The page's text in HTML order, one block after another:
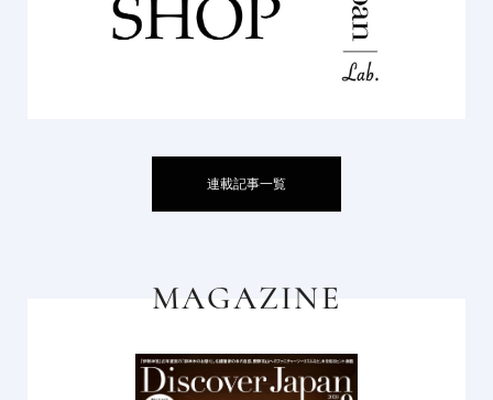
連載記事一覧
MAGAZINE